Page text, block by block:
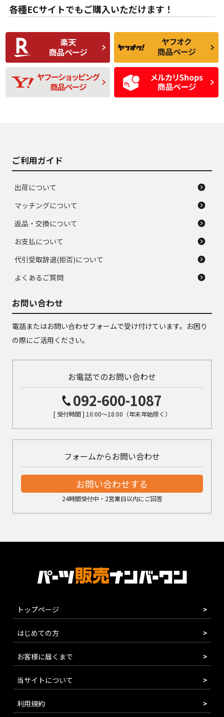
な中古品
んどない中古品
C
比較的きれいな中古
品
C
られるが、使用に問
題のない中古品
D
使用感や目立つ傷が
あり、一般的な中古
品
D
残り溝も少なく、偏
磨耗がみられ、短期
間使用できるくらい
の中古品
各種ECサイトでもご購入いただけます！
ご利用ガイド
出荷について
マッチングについて
返品・交換について
お支払について
代引受取辞退(拒否)について
よくあるご質問
お問い合わせ
電話またはお問い合わせフォームで受け付けています。お困り
の際にご活用ください。
お電話でのお問い合わせ
092-600-1087
[ 受付時間 ] 10:00～18:00（年末年始除く）
フォームからお問い合わせ
お問い合わせする
24時間受付中・2営業日以内にご回答
トップページ
はじめての方
お客様に届くまで
当サイトについて
利用規約